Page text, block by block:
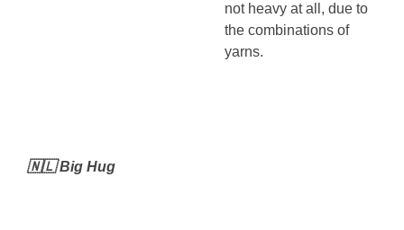
not heavy at all, due to
the combinations of
yarns.
🇳🇱 Big Hug